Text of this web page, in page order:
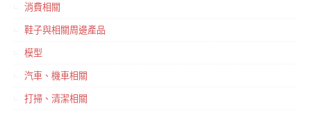
消費相關
鞋子與相關周邊產品
模型
汽車、機車相關
打掃、清潔相關